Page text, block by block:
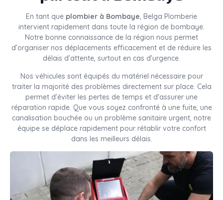
En tant que plombier à Bombaye, Belga Plomberie
intervient rapidement dans toute la région de bombaye.
Notre bonne connaissance de la région nous permet
d’organiser nos déplacements efficacement et de réduire les
délais d’attente, surtout en cas d’urgence.
Nos véhicules sont équipés du matériel nécessaire pour
traiter la majorité des problèmes directement sur place. Cela
permet d’éviter les pertes de temps et d’assurer une
réparation rapide. Que vous soyez confronté à une fuite, une
canalisation bouchée ou un problème sanitaire urgent, notre
équipe se déplace rapidement pour rétablir votre confort
dans les meilleurs délais.